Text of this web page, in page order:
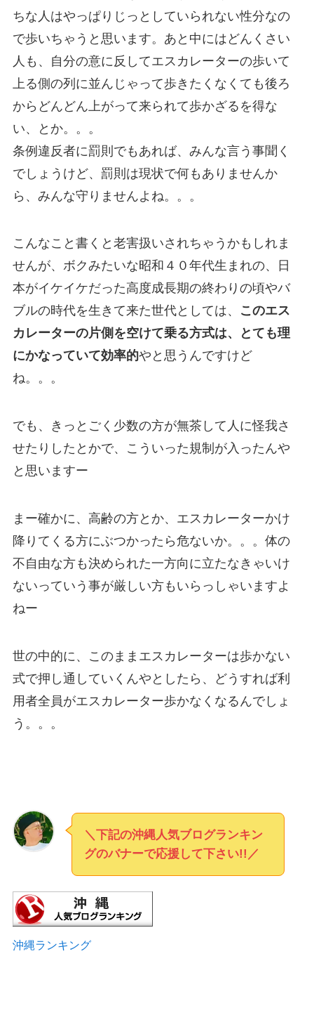
ちな人はやっぱりじっとしていられない性分なの
で歩いちゃうと思います。あと中にはどんくさい
人も、自分の意に反してエスカレーターの歩いて
上る側の列に並んじゃって歩きたくなくても後ろ
からどんどん上がって来られて歩かざるを得な
い、とか。。。
条例違反者に罰則でもあれば、みんな言う事聞く
でしょうけど、罰則は現状で何もありませんか
ら、みんな守りませんよね。。。
こんなこと書くと老害扱いされちゃうかもしれま
せんが、ボクみたいな昭和４０年代生まれの、日
本がイケイケだった高度成長期の終わりの頃やバ
ブルの時代を生きて来た世代としては、
このエス
カレーターの片側を空けて乗る方式は、とても理
にかなっていて効率的やと思うんですけど
ね。。。
でも、きっとごく少数の方が無茶して人に怪我さ
せたりしたとかで、こういった規制が入ったんや
と思いますー
まー確かに、高齢の方とか、エスカレーターかけ
降りてくる方にぶつかったら危ないか。。。体の
不自由な方も決められた一方向に立たなきゃいけ
ないっていう事が厳しい方もいらっしゃいますよ
ねー
世の中的に、このままエスカレーターは歩かない
式で押し通していくんやとしたら、どうすれば利
用者全員がエスカレーター歩かなくなるんでしょ
う。。。
＼下記の沖縄人気ブログランキン
グのバナーで応援して下さい!!／
沖縄ランキング